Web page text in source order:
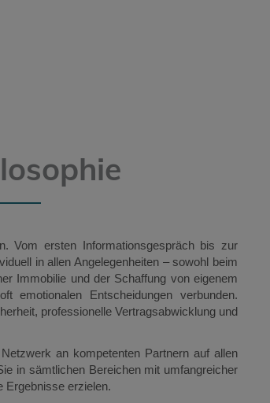
Vom ersten Informationsgespräch bis zur
in allen Angelegenheiten – sowohl beim
Immobilie und der Schaffung von eigenem
emotionalen Entscheidungen verbunden.
professionelle Vertragsabwicklung und
an kompetenten Partnern auf allen
in sämtlichen Bereichen mit umfangreicher
Ergebnisse erzielen.